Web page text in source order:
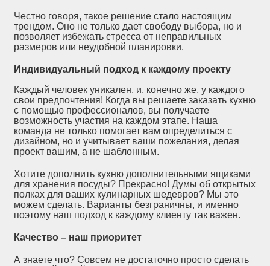
Честно говоря, такое решение стало настоящим
трендом. Оно не только дает свободу выбора, но и
позволяет избежать стресса от неправильных
размеров или неудобной планировки.
Индивидуальный подход к каждому проекту
Каждый человек уникален, и, конечно же, у каждого
свои предпочтения! Когда вы решаете заказать кухню
с помощью профессионалов, вы получаете
возможность участия на каждом этапе. Наша
команда не только помогает вам определиться с
дизайном, но и учитывает ваши пожелания, делая
проект вашим, а не шаблонным.
Хотите дополнить кухню дополнительными ящиками
для хранения посуды? Прекрасно! Думы об открытых
полках для ваших кулинарных шедевров? Мы это
можем сделать. Варианты безграничны, и именно
поэтому наш подход к каждому клиенту так важен.
Качество – наш приоритет
А знаете что? Совсем не достаточно просто сделать